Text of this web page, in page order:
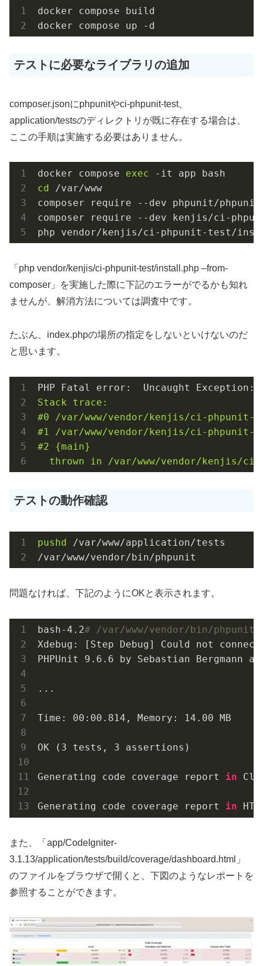
docker compose build
docker compose up -d
テストに必要なライブラリの追加
composer.jsonにphpunitやci-phpunit-test、
application/testsのディレクトリが既に存在する場合は、
ここの手順は実施する必要はありません。
docker compose exec
cd /var/www
composer require --dev phpunit/
composer require --dev kenjis/ci-
php vendor/kenjis/ci-phpunit-test/
「php vendor/kenjis/ci-phpunit-test/install.php –from-
composer」を実施した際に下記のエラーがでるかも知れ
ませんが、解消方法については調査中です。
たぶん、index.phpの場所の指定をしないといけないのだ
と思います。
PHP Fatal error:  Uncaught Exception:
Stack trace:
#0 /var/www/vendor/kenjis/ci-
#1 /var/www/vendor/kenjis/ci-
#2 {main}
thrown in /var/www/vendor/kenjis/
テストの動作確認
pushd /var/www/application/tests
/var/www/vendor/bin/phpunit
問題なければ、下記のようにOKと表示されます。
bash-4.2# /var/www/vendor/bin/phpunit
Xdebug: [Step Debug] Could not
PHPUnit 9.6.6 by Sebastian Bergmann
...
Time: 00:00.814, Memory: 14.00 MB
OK (3 tests, 3 assertions)
Generating code coverage report in
Generating code coverage report in
また、「app/CodeIgniter-
3.1.13/application/tests/build/coverage/dashboard.html」
のファイルをブラウザで開くと、下図のようなレポートを
参照することができます。